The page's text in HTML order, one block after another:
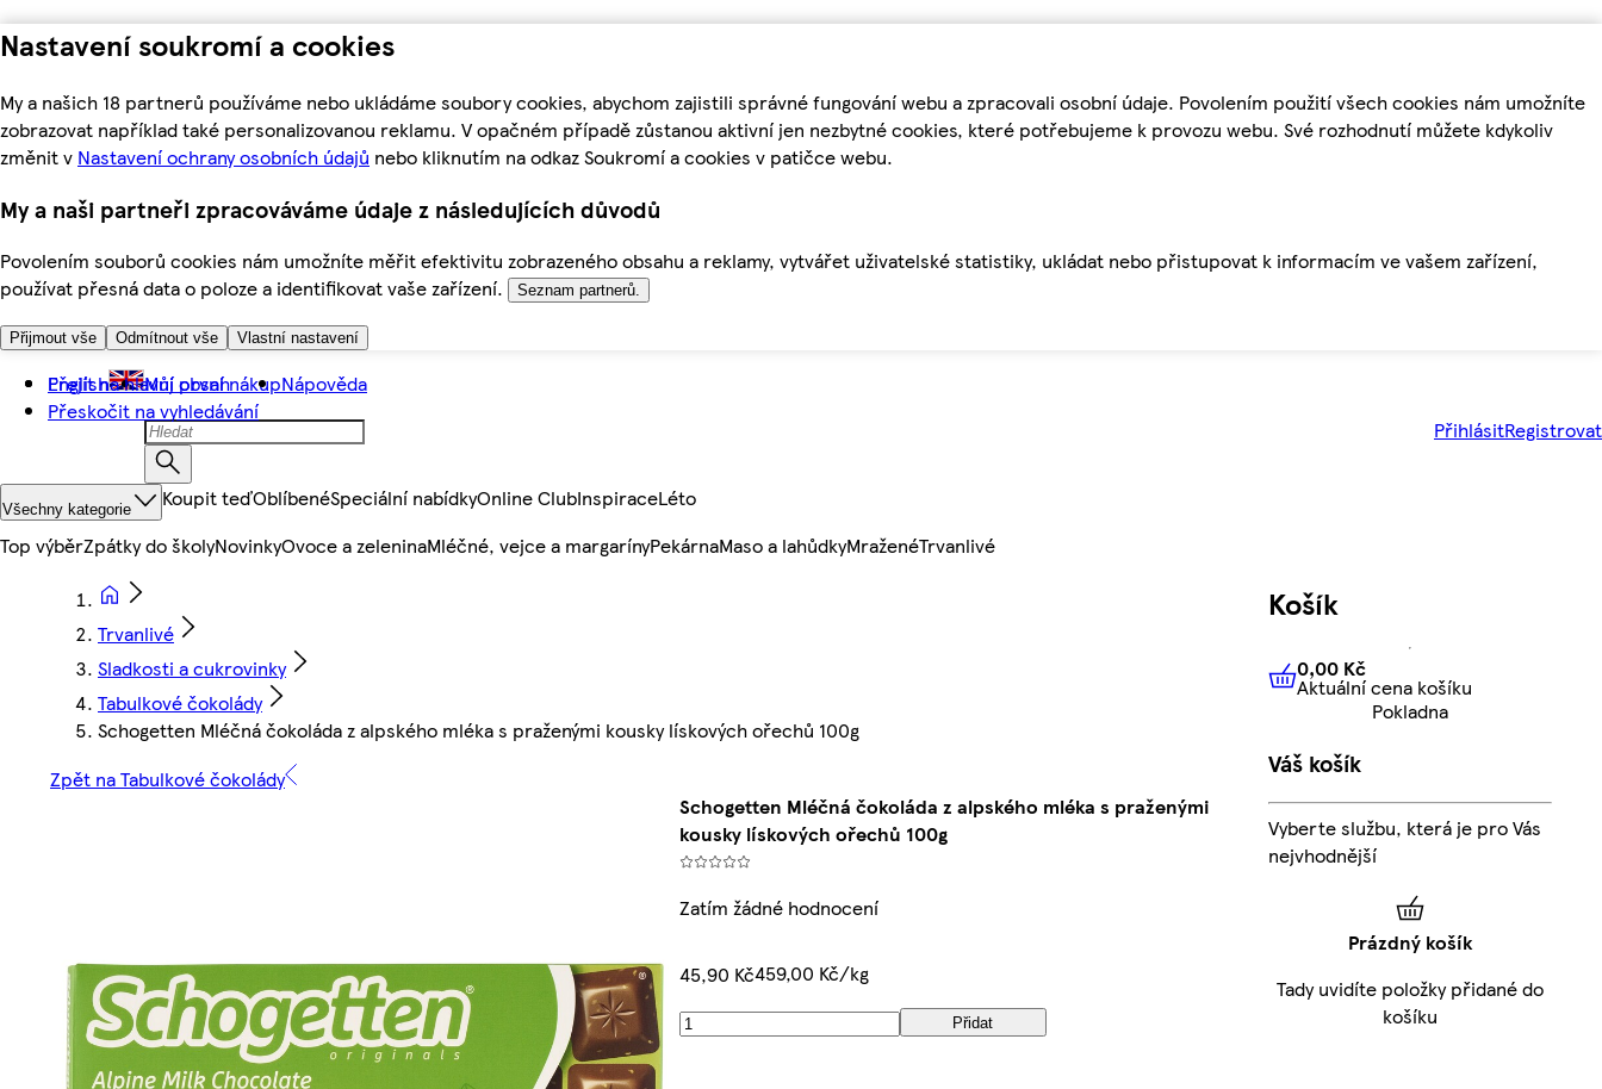
Nastavení soukromí a cookies
My a našich 18 partnerů používáme nebo ukládáme soubory cookies, abychom zajistili správné fungování webu a zpracovali osobní údaje. Povolením použití všech cookies nám umožníte
zobrazovat například také personalizovanou reklamu. V opačném případě zůstanou aktivní jen nezbytné cookies, které potřebujeme k provozu webu. Své rozhodnutí můžete kdykoliv
změnit v Nastavení ochrany osobních údajů nebo kliknutím na odkaz Soukromí a cookies v patičce webu.
My a naši partneři zpracováváme údaje z následujících důvodů
Povolením souborů cookies nám umožníte měřit efektivitu zobrazeného obsahu a reklamy, vytvářet uživatelské statistiky, ukládat nebo přistupovat k informacím ve vašem zařízení,
používat přesná data o poloze a identifikovat vaše zařízení.
Seznam partnerů.
Přijmout vše Odmítnout vše Vlastní nastavení
Přejít na hlavní obsah
Přeskočit na vyhledávání
English Můj první nákupNápověda
PřihlásitRegistrovat
Všechny kategorie Koupit teďOblíbenéSpeciální nabídkyOnline ClubInspiraceLéto
Top výběrZpátky do školyNovinkyOvoce a zeleninaMléčné, vejce a margarínyPekárnaMaso a lahůdkyMraženéTrvanlivé
Trvanlivé
Sladkosti a cukrovinky
Tabulkové čokolády
Schogetten Mléčná čokoláda z alpského mléka s praženými kousky lískových ořechů 100g
Zpět na Tabulkové čokolády
Schogetten Mléčná čokoláda z alpského mléka s praženými
kousky lískových ořechů 100g
Zatím žádné hodnocení
45,90 Kč459,00 Kč/kg
Přidat
Košík
0,00 KčAktuální cena košíku
0,00 Kč
Aktuální cena košíku
Pokladna
Váš košík
Vyberte službu, která je pro Vás
nejvhodnější
Prázdný košík
Tady uvidíte položky přidané do
košíku